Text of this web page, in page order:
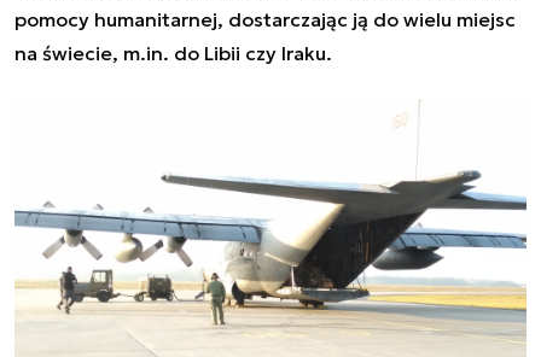
pomocy humanitarnej, dostarczając ją do wielu miejsc
na świecie, m.in. do Libii czy Iraku.